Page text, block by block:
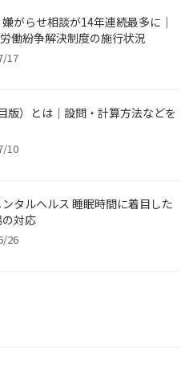
がらせ相談が14年連続最多に｜
働紛争解決制度の施行状況
17
版）とは｜設問・計算方法などを
10
タルヘルス 睡眠時間に着目した
対応
26